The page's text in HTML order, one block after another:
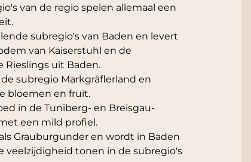
van de regio spelen allemaal een
subregio's van Baden en levert
van Kaiserstuhl en de
Rieslings uit Baden.
subregio Markgräflerland en
bloemen en fruit.
in de Tuniberg- en Breisgau-
een mild profiel.
Grauburgunder en wordt in Baden
veelzijdigheid tonen in de subregio's